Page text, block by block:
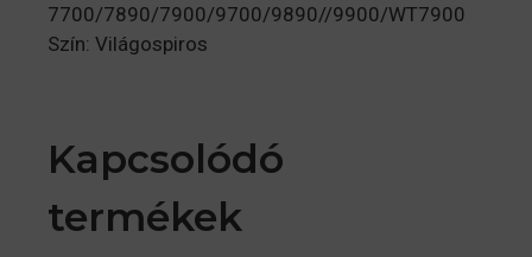
7700/7890/7900/9700/9890//9900/WT7900
Szín: Világospiros
Kapcsolódó
termékek